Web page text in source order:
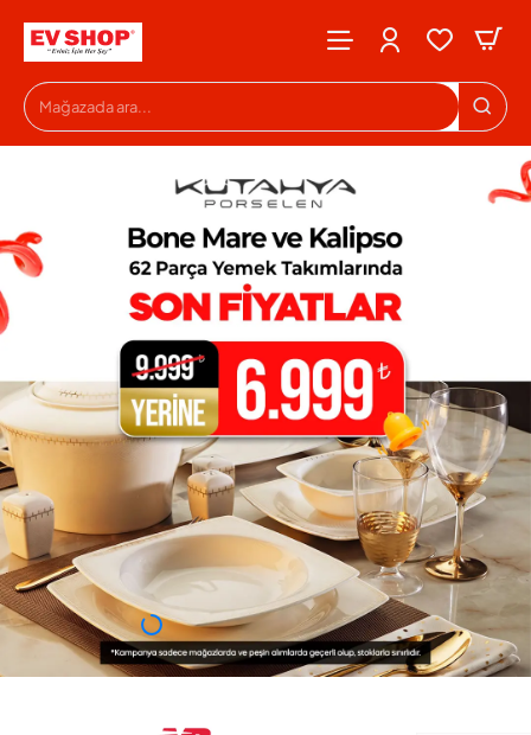
Evshop
Mağazada
ara...